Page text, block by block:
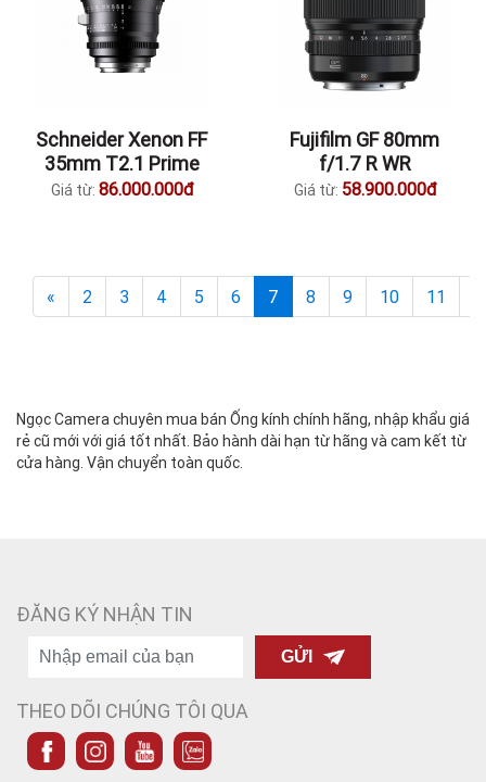
Schneider Xenon FF
35mm T2.1 Prime
Giá từ: 86.000.000đ
Fujifilm GF 80mm
f/1.7 R WR
Giá từ: 58.900.000đ
« 2 3 4 5 6 7 8 9 10 11
Ngọc Camera chuyên mua bán Ống kính chính hãng, nhập khẩu giá
rẻ cũ mới với giá tốt nhất. Bảo hành dài hạn từ hãng và cam kết từ
cửa hàng. Vận chuyển toàn quốc.
ĐĂNG KÝ NHẬN TIN
GỬI
THEO DÕI CHÚNG TÔI QUA